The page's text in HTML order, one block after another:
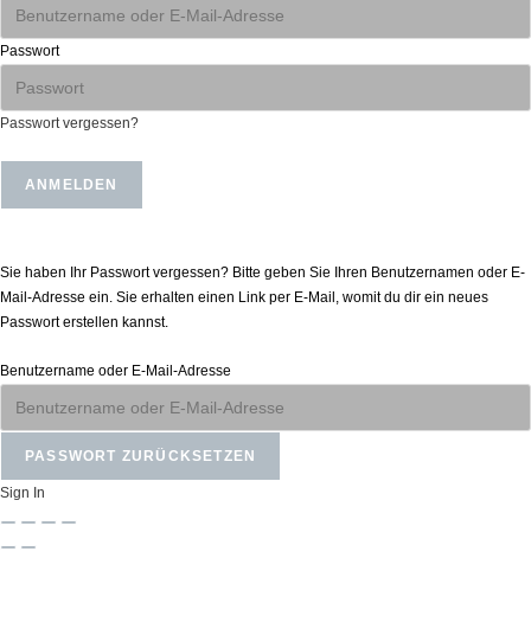
Passwort
Passwort vergessen?
Sie haben Ihr Passwort vergessen? Bitte geben Sie Ihren Benutzernamen oder E-
Mail-Adresse ein. Sie erhalten einen Link per E-Mail, womit du dir ein neues
Passwort erstellen kannst.
Benutzername oder E-Mail-Adresse
Sign In